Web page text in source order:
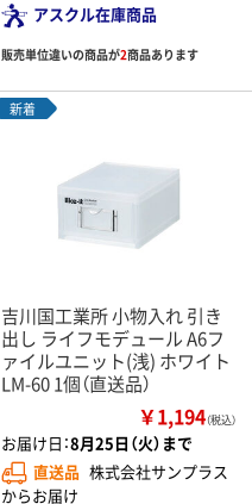
アスクル在庫商品
販売単位違いの商品が2商品あります
新着
吉川国工業所 小物入れ 引き
出し ライフモデュール A6フ
ァイルユニット(浅) ホワイト
LM-60 1個（直送品）
￥1,194（税込）
お届け日：8月25日（火）まで
直送品 株式会社サンプラス
からお届け